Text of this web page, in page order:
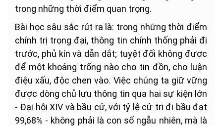
trong những thời điểm quan trọng.
Bài học sâu sắc rút ra là: trong những thời điểm
chính trị trọng đại, thông tin chính thống phải đi
trước, phủ kín và dẫn dắt; tuyệt đối không được
để một khoảng trống nào cho tin đồn, cho luận
điệu xấu, độc chen vào. Việc chúng ta giữ vững
được dòng chủ lưu thông tin qua hai sự kiện lớn
- Đại hội XIV và bầu cử, với tỷ lệ cử tri đi bầu đạt
99,68% - không phải là con số ngẫu nhiên, mà là